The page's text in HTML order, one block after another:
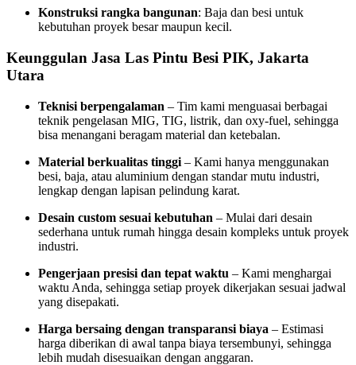
Konstruksi rangka bangunan: Baja dan besi untuk
kebutuhan proyek besar maupun kecil.
Keunggulan Jasa Las Pintu Besi PIK, Jakarta
Utara
Teknisi berpengalaman – Tim kami menguasai berbagai
teknik pengelasan MIG, TIG, listrik, dan oxy-fuel, sehingga
bisa menangani beragam material dan ketebalan.
Material berkualitas tinggi – Kami hanya menggunakan
besi, baja, atau aluminium dengan standar mutu industri,
lengkap dengan lapisan pelindung karat.
Desain custom sesuai kebutuhan – Mulai dari desain
sederhana untuk rumah hingga desain kompleks untuk proyek
industri.
Pengerjaan presisi dan tepat waktu – Kami menghargai
waktu Anda, sehingga setiap proyek dikerjakan sesuai jadwal
yang disepakati.
Harga bersaing dengan transparansi biaya – Estimasi
harga diberikan di awal tanpa biaya tersembunyi, sehingga
lebih mudah disesuaikan dengan anggaran.